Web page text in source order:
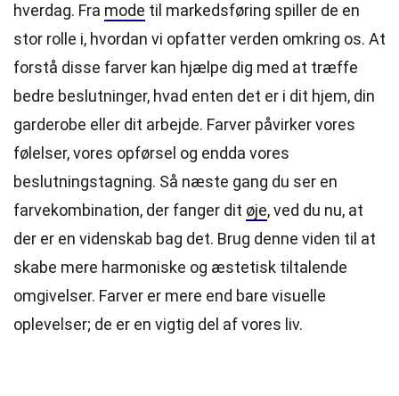
hverdag. Fra mode til markedsføring spiller de en
stor rolle i, hvordan vi opfatter verden omkring os. At
forstå disse farver kan hjælpe dig med at træffe
bedre beslutninger, hvad enten det er i dit hjem, din
garderobe eller dit arbejde. Farver påvirker vores
følelser, vores opførsel og endda vores
beslutningstagning. Så næste gang du ser en
farvekombination, der fanger dit øje, ved du nu, at
der er en videnskab bag det. Brug denne viden til at
skabe mere harmoniske og æstetisk tiltalende
omgivelser. Farver er mere end bare visuelle
oplevelser; de er en vigtig del af vores liv.